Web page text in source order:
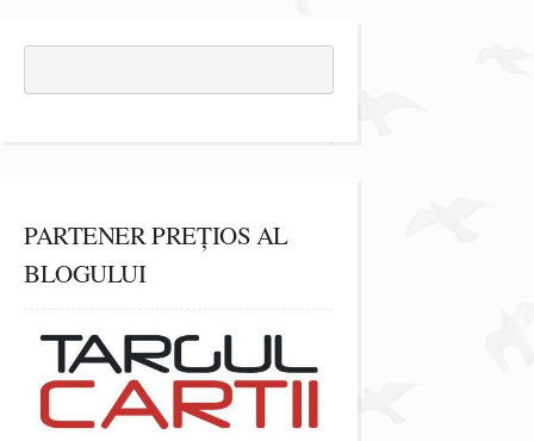
PARTENER PREȚIOS AL
BLOGULUI